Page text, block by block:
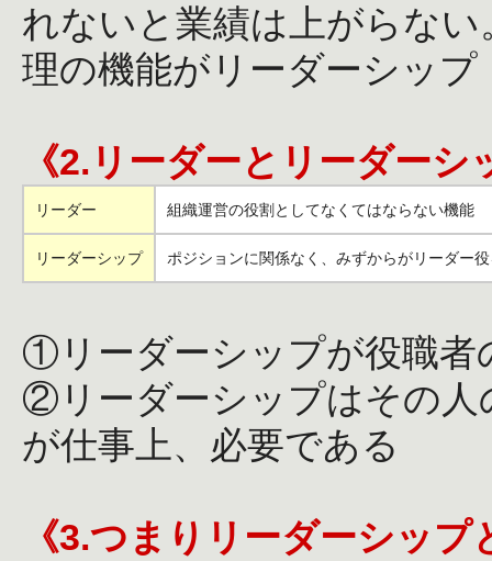
れないと業績は上がらな
理の機能がリーダーシッ
《2.リーダーとリーダーシ
リーダー 組織運営の役割としてなくてはならない機能
リーダーシップ ポジションに関係なく、みずからがリーダー
①リーダーシップが役職者
②リーダーシップはその人
が仕事上、必要である
《3.つまりリーダーシップ